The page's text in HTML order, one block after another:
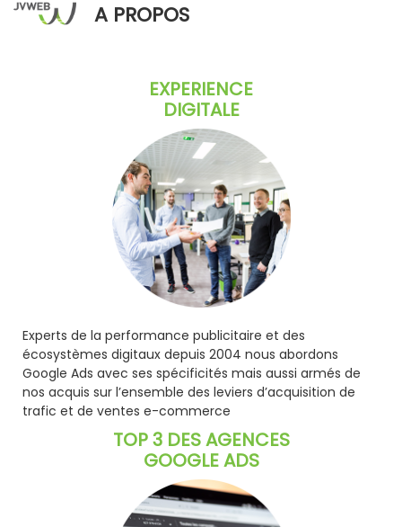
A PROPOS
EXPERIENCE
DIGITALE
Experts de la performance publicitaire et des
écosystèmes digitaux depuis 2004 nous abordons
Google Ads avec ses spécificités mais aussi armés de
nos acquis sur l’ensemble des leviers d’acquisition de
trafic et de ventes e-commerce
TOP 3 DES AGENCES
GOOGLE ADS